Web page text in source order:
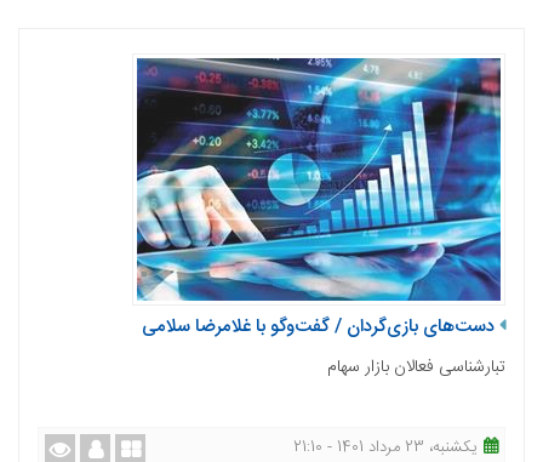
دست‌های بازی‌گردان / گفت‌وگو با غلامرضا سلامی
تبارشناسی فعالان بازار سهام
یکشنبه، 23 مرداد 1401 - 21:10